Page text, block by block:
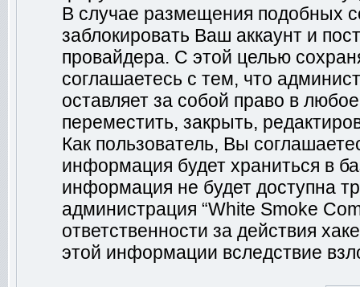
В случае размещения подобных
заблокировать Ваш аккаунт и
провайдера. С этой целью
соглашаетесь с тем, что
оставляет за собой право в
переместить, закрыть,
Как пользователь, Вы
информация будет храниться в
информация не будет доступна
администрация “White Smoke
ответственности за действия
этой информации вследствие